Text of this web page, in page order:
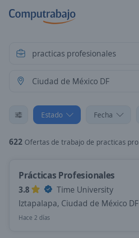
Estado Fecha
622 Ofertas de trabajo de practicas profesionales en Ciudad de México DF
Prácticas Profesionales
3.8
Time University
Iztapalapa, Ciudad de México DF
Hace 2 días